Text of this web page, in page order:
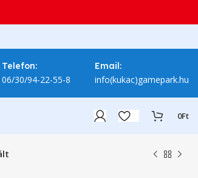
Telefon:
06/30/94-22-55-8
Email:
info(kukac)gamepark.hu
0Ft